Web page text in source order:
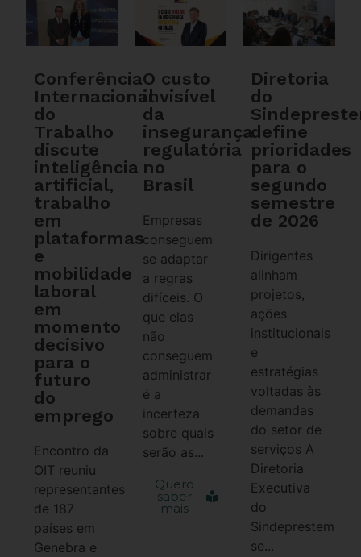
Conferência
Internacional
do
Trabalho
discute
inteligência
artificial,
trabalho
em
plataformas
e
mobilidade
laboral
em
momento
decisivo
para o
futuro
do
emprego
Encontro da
OIT reuniu
representantes
de 187
países em
Genebra e
O custo
invisível
da
insegurança
regulatória
no
Brasil
Empresas
conseguem
se adaptar
a regras
difíceis. O
que elas
não
conseguem
administrar
é a
incerteza
sobre quais
serão as...
Quero
saber
mais
Diretoria
do
define
prioridades
para o
segundo
semestre
de 2026
Dirigentes
alinham
projetos,
ações
institucionais
e
estratégias
voltadas às
demandas
do setor de
serviços A
Diretoria
Executiva
do
Sindeprestem
se...